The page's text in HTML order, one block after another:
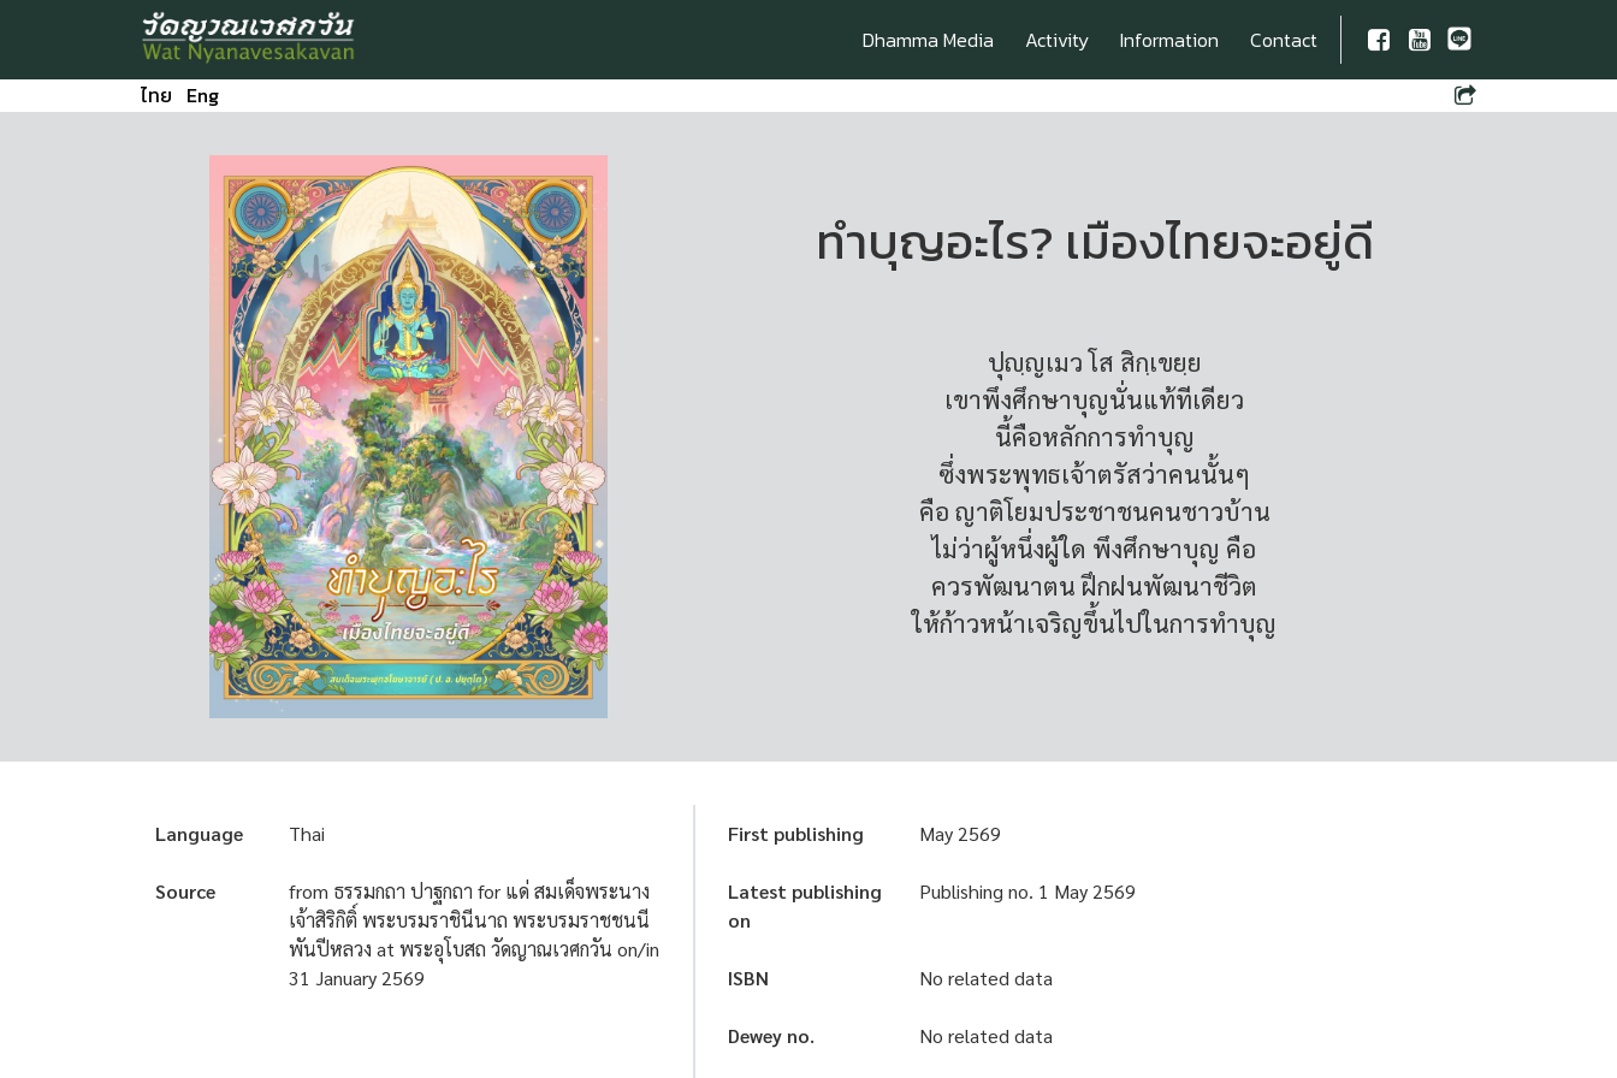
Dhamma Media Activity Information
Contact
ไทย Eng
ทำบุญอะไร? เมืองไทยจะอยู่ดี
ปุญฺญเมว โส สิกฺเขยฺย
เขาพึงศึกษาบุญนั่นแท้ทีเดียว
นี้คือหลักการทำบุญ
ซึ่งพระพุทธเจ้าตรัสว่าคนนั้นๆ
คือ ญาติโยมประชาชนคนชาวบ้าน
ไม่ว่าผู้หนึ่งผู้ใด พึงศึกษาบุญ คือ
ควรพัฒนาตน ฝึกฝนพัฒนาชีวิต
ให้ก้าวหน้าเจริญขึ้นไปในการทำบุญ
Language Thai
Source
from ธรรมกถา ปาฐกถา for แด่ สมเด็จพระนาง
เจ้าสิริกิติ์ พระบรมราชินีนาถ พระบรมราชชนนี
พันปีหลวง at พระอุโบสถ วัดญาณเวศกวัน on/in
31 January 2569
First publishing May 2569
Latest publishing
on
Publishing no. 1 May 2569
ISBN No related data
Dewey no. No related data